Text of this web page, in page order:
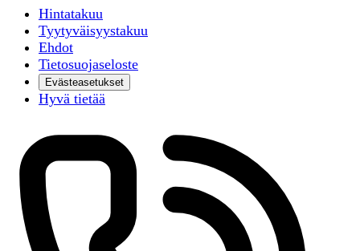
Hintatakuu
Tyytyväisyystakuu
Ehdot
Tietosuojaseloste
Evästeasetukset
Hyvä tietää